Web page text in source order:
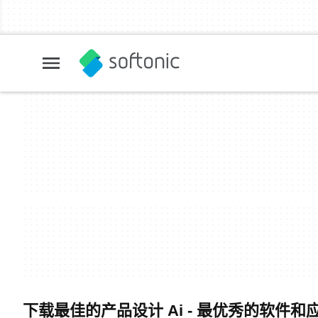
下载最佳的产品设计 Ai - 最优秀的软件和